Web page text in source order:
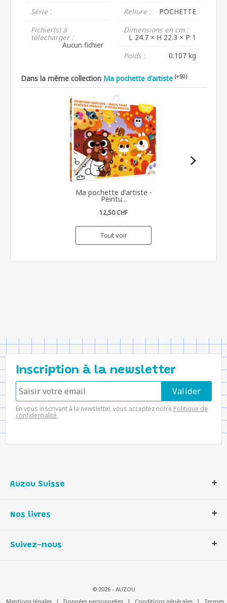
Série :
Fichier(s) à
télécharger :
Aucun fichier
Reliure :
POCHETTE
Dimensions en cm :
L 24.7 × H 22.3 × P 1
Poids :
0.107 kg
Dans la même collection Ma pochette d'artiste (+50)
Ma pochette d'artiste -
Peintu...
12,50 CHF
Tout voir
Inscription à la newsletter
En vous inscrivant à la newsletter, vous acceptez notre Politique de
confidentialité.
Auzou Suisse
Notre histoire
Contactez-nous
Nos livres
Livres enfants
Suivez-nous
© 2026 - AUZOU
Mentions légales
| Données personnelles | Conditions générales | Termes